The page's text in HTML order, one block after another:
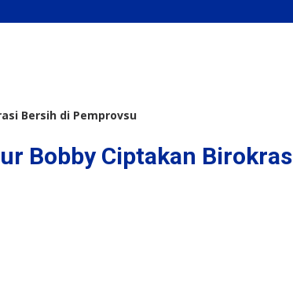
Bersih di Pemprovsu
Bobby Ciptakan